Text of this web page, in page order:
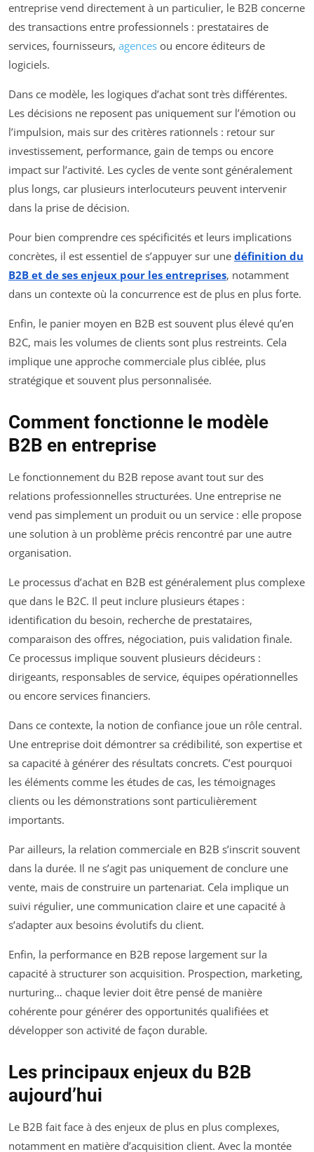
entreprise vend directement à un particulier, le B2B concerne
des transactions entre professionnels : prestataires de
services, fournisseurs, agences ou encore éditeurs de
logiciels.
Dans ce modèle, les logiques d’achat sont très différentes.
Les décisions ne reposent pas uniquement sur l’émotion ou
l’impulsion, mais sur des critères rationnels : retour sur
investissement, performance, gain de temps ou encore
impact sur l’activité. Les cycles de vente sont généralement
plus longs, car plusieurs interlocuteurs peuvent intervenir
dans la prise de décision.
Pour bien comprendre ces spécificités et leurs implications
concrètes, il est essentiel de s’appuyer sur une définition du
B2B et de ses enjeux pour les entreprises, notamment
dans un contexte où la concurrence est de plus en plus forte.
Enfin, le panier moyen en B2B est souvent plus élevé qu’en
B2C, mais les volumes de clients sont plus restreints. Cela
implique une approche commerciale plus ciblée, plus
stratégique et souvent plus personnalisée.
Comment fonctionne le modèle
B2B en entreprise
Le fonctionnement du B2B repose avant tout sur des
relations professionnelles structurées. Une entreprise ne
vend pas simplement un produit ou un service : elle propose
une solution à un problème précis rencontré par une autre
organisation.
Le processus d’achat en B2B est généralement plus complexe
que dans le B2C. Il peut inclure plusieurs étapes :
identification du besoin, recherche de prestataires,
comparaison des offres, négociation, puis validation finale.
Ce processus implique souvent plusieurs décideurs :
dirigeants, responsables de service, équipes opérationnelles
ou encore services financiers.
Dans ce contexte, la notion de confiance joue un rôle central.
Une entreprise doit démontrer sa crédibilité, son expertise et
sa capacité à générer des résultats concrets. C’est pourquoi
les éléments comme les études de cas, les témoignages
clients ou les démonstrations sont particulièrement
importants.
Par ailleurs, la relation commerciale en B2B s’inscrit souvent
dans la durée. Il ne s’agit pas uniquement de conclure une
vente, mais de construire un partenariat. Cela implique un
suivi régulier, une communication claire et une capacité à
s’adapter aux besoins évolutifs du client.
Enfin, la performance en B2B repose largement sur la
capacité à structurer son acquisition. Prospection, marketing,
nurturing… chaque levier doit être pensé de manière
cohérente pour générer des opportunités qualifiées et
développer son activité de façon durable.
Les principaux enjeux du B2B
aujourd’hui
Le B2B fait face à des enjeux de plus en plus complexes,
notamment en matière d’acquisition client. Avec la montée